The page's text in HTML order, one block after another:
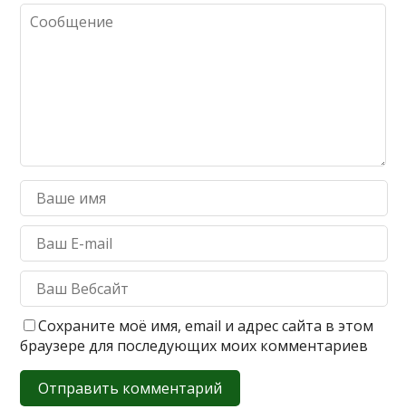
Сохраните моё имя, email и адрес сайта в этом
браузере для последующих моих комментариев